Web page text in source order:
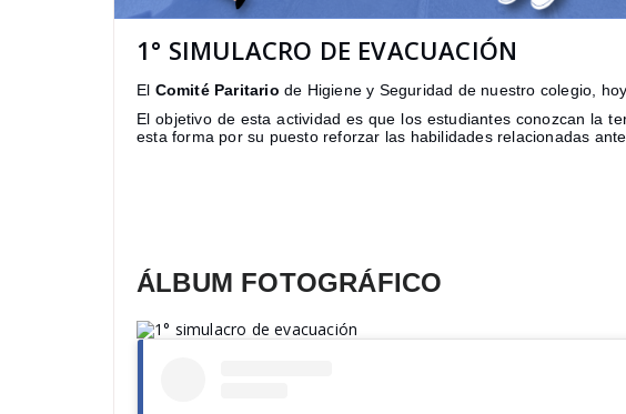
1° SIMULACRO DE EVACUACIÓN
El Comité Paritario de Higiene y Seguridad de nuestro colegio,
El objetivo de esta actividad es que los estudiantes conozcan la
esta forma por su puesto reforzar las habilidades relacionadas
ÁLBUM FOTOGRÁFICO